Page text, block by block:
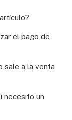
el pago de
sale a la venta
necesito un